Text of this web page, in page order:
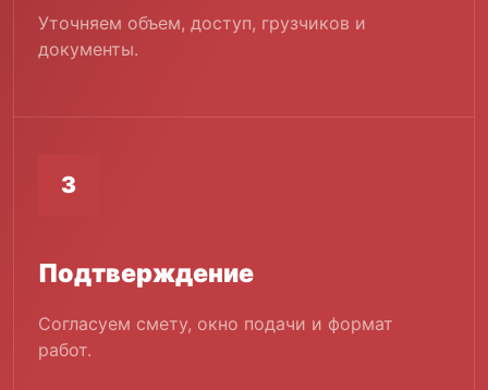
Уточняем объем, доступ, грузчиков и
документы.
3
Подтверждение
Согласуем смету, окно подачи и формат
работ.